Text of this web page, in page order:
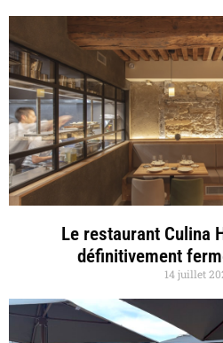
Le restaurant Culina
définitivement
14 juillet